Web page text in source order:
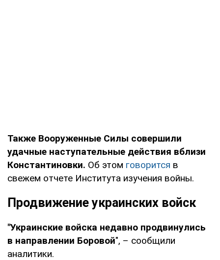
Также Вооруженные Силы совершили
удачные наступательные действия вблизи
Константиновки. Об этом говорится в
свежем отчете Института изучения войны.
Продвижение украинских войск
"Украинские войска недавно продвинулись
в направлении Боровой", – сообщили
аналитики.